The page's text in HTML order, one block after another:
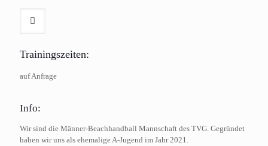
Trainingszeiten:
auf Anfrage
Info:
Wir sind die Männer-Beachhandball Mannschaft des TVG. Gegründet
haben wir uns als ehemalige A-Jugend im Jahr 2021.